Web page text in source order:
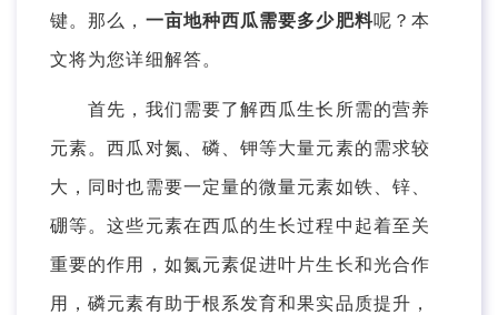
键。那么， 一亩地种西瓜需要多少肥料呢？本
文将为您详细解答。
首先，我们需要了解西瓜生长所需的营养
元素。西瓜对氮、磷、钾等大量元素的需求较
大，同时也需要一定量的微量元素如铁、锌、
硼等。这些元素在西瓜的生长过程中起着至关
重要的作用，如氮元素促进叶片生长和光合作
用，磷元素有助于根系发育和果实品质提升，